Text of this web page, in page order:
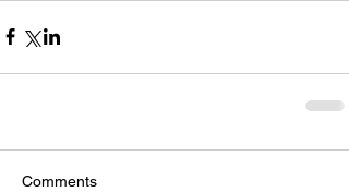
Comments